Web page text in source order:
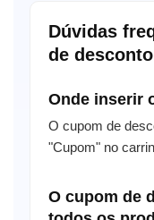
Dúvidas
de
Onde inserir
O cupom de
"Cupom" no
O cupom de